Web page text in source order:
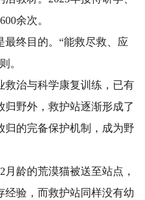
余次。
终目的。“能救尽救、应
。
治与科学康复训练，已有
归野外，救护站逐渐形成了
归的完备保护机制，成为野
龄的荒漠猫被送至站点，
经验，而救护站同样没有幼